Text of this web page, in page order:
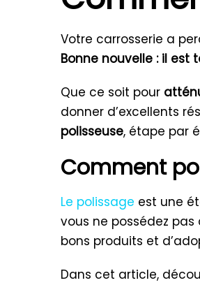
Votre carrosserie a
Bonne nouvelle : il
Que ce soit pour
donner d’excellents
polisseuse, étape par
Comment
Le polissage est une
vous ne possédez
bons produits et
Dans cet article,